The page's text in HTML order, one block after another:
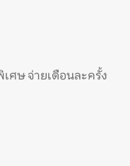
ศษ จ่ายเดือนละครั้ง